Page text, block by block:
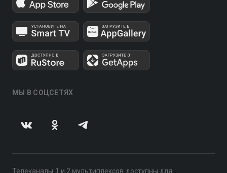
МЫ В СОЦСЕТЯХ
Телеканалы 1 и 2 мультиплексов доступны для